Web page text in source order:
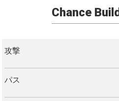
Chance
攻撃
パス